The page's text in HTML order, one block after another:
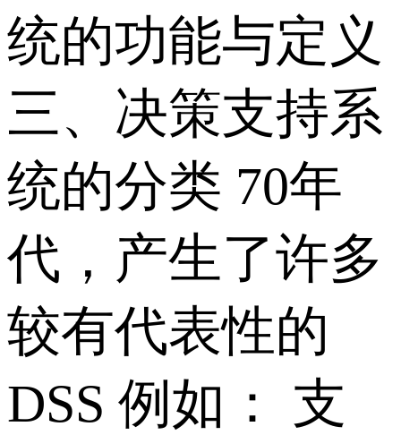
统的功能与定义
三、决策支持系
统的分类 70年
代，产生了许多
较有代表性的
DSS 例如： 支